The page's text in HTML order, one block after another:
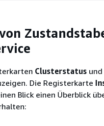
Clusterstatus und
Die Registerkarte
Blick einen Überblick